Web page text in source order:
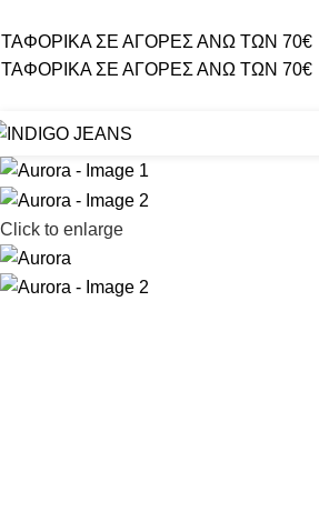
ΣΕ ΑΓΟΡΕΣ ΑΝΩ ΤΩΝ 70€
ΣΕ ΑΓΟΡΕΣ ΑΝΩ ΤΩΝ 70€
Click to enlarge